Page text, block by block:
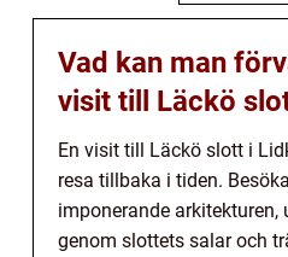
Vad kan man
visit till Läckö
En visit till Läckö slott i
resa tillbaka i tiden.
imponerande arkitekturen,
genom slottets salar och